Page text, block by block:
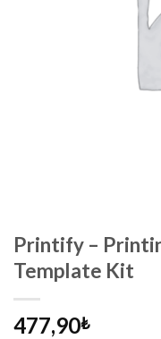
Printify –
Template Kit
477,90₺